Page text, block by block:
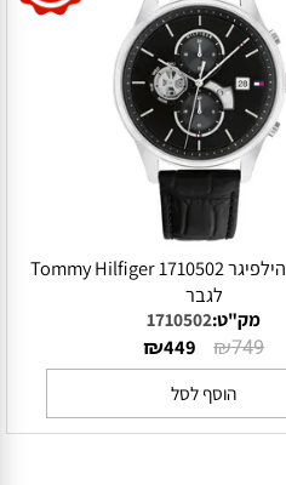
שעון יד טומי הילפיגר Tommy Hilfiger 1710502
לגבר
מק"ט:1710502
₪749
₪449